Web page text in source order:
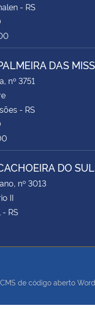
- RS
DAS
nº 3751
- RS
DO SUL
nº 3013
II
RS
de código aberto